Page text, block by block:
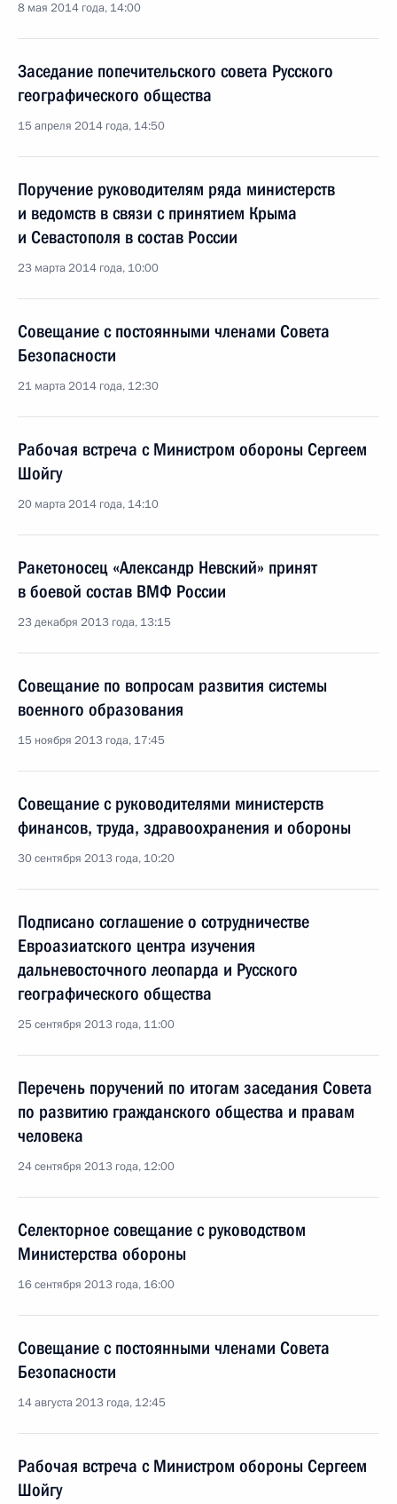
8 мая 2014 года, 14:00
Заседание попечительского совета Русского
географического общества
15 апреля 2014 года, 14:50
Поручение руководителям ряда министерств
и ведомств в связи с принятием Крыма
и Севастополя в состав России
23 марта 2014 года, 10:00
Совещание с постоянными членами Совета
Безопасности
21 марта 2014 года, 12:30
Рабочая встреча с Министром обороны Сергеем
Шойгу
20 марта 2014 года, 14:10
Ракетоносец «Александр Невский» принят
в боевой состав ВМФ России
23 декабря 2013 года, 13:15
Совещание по вопросам развития системы
военного образования
15 ноября 2013 года, 17:45
Совещание с руководителями министерств
финансов, труда, здравоохранения и обороны
30 сентября 2013 года, 10:20
Подписано соглашение о сотрудничестве
Евроазиатского центра изучения
дальневосточного леопарда и Русского
географического общества
25 сентября 2013 года, 11:00
Перечень поручений по итогам заседания Совета
по развитию гражданского общества и правам
человека
24 сентября 2013 года, 12:00
Селекторное совещание с руководством
Министерства обороны
16 сентября 2013 года, 16:00
Совещание с постоянными членами Совета
Безопасности
14 августа 2013 года, 12:45
Рабочая встреча с Министром обороны Сергеем
Шойгу